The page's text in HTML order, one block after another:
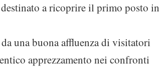
a ricoprire il primo posto in
una buona affluenza di visitatori
apprezzamento nei confronti